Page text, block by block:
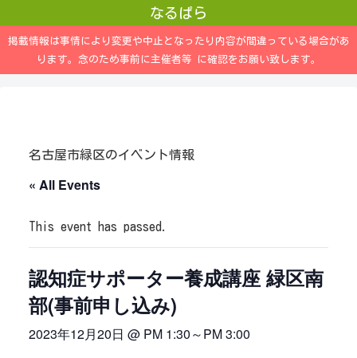
なるぱら
掲載情報は事情により変更や中止となったり内容が間違っている場合があ
ります。念のため事前に主催者等 に確認をお願い致します。
名古屋市緑区のイベント情報
« All Events
This event has passed.
認知症サポーター養成講座 緑区南
部(事前申し込み)
2023年12月20日 @ PM 1:30～PM 3:00